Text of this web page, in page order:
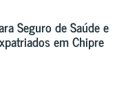
Seguro de Saúde e
em Chipre